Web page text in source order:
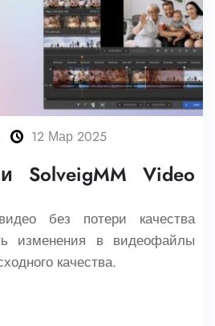
12 Мар 2025
и SolveigMM Video
без потери качества
изменения в видеофайлы
качества.